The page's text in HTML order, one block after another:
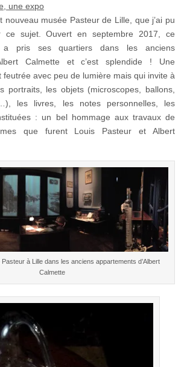
une expo
nouveau musée Pasteur de Lille, que j’ai pu
ce sujet. Ouvert en septembre 2017, ce
a pris ses quartiers dans les anciens
Calmette et c’est splendide ! Une
feutrée avec peu de lumière mais qui invite à
portraits, les objets (microscopes, ballons,
les livres, les notes personnelles, les
: un bel hommage aux travaux de
que furent Louis Pasteur et Albert
à Lille dans les anciens appartements d’Albert
Calmette